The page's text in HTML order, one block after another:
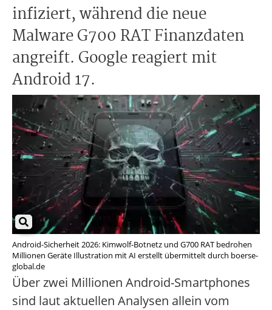
infiziert, während die neue
Malware G700 RAT Finanzdaten
angreift. Google reagiert mit
Android 17.
Android-Sicherheit 2026: Kimwolf-Botnetz und G700 RAT bedrohen
Millionen Geräte Illustration mit AI erstellt übermittelt durch boerse-
global.de
Über zwei Millionen Android-Smartphones
sind laut aktuellen Analysen allein vom